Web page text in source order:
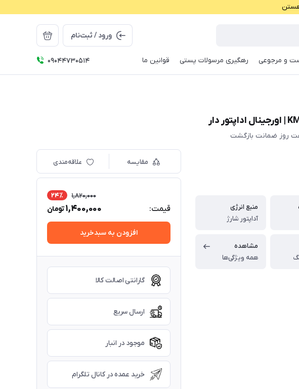
ورود / ثبت‌نام
و مرجوعی رهگیری مرسولات پستی قوانین ما 09044730514
روز ضمانت بازگشت
منبع انرژی
آداپتور شارژ
مشاهده
همه ویژگی‌ها
مقایسه علاقه‌مندی
قیمت:
1,820,000 24٪
1,400,000تومان
افزودن به سبدخرید
گارانتی اصالت کالا
ارسال سریع
موجود در انبار
خرید عمده در کانال تلگرام